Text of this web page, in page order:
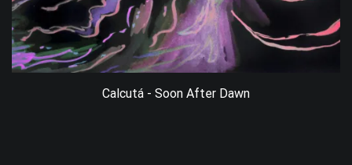
Calcutá - Soon After Dawn